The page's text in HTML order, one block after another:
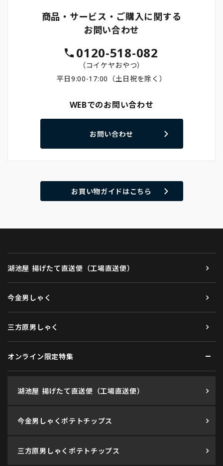
商品・サービス・ご購入に関する
お問い合わせ
0120-518-082
（コイケヤおやつ）
平日9:00-17:00（土日祝を除く）
WEBでのお問い合わせ
お問い合わせ
お買い物ガイドはこちら
湖池屋 揚げたて直送便（工場直送便）
今金男しゃく
三方原男しゃく
オンライン限定特集
湖池屋 揚げたて直送便（工場直送便）
今金男しゃくポテトチップス
三方原男しゃくポテトチップス